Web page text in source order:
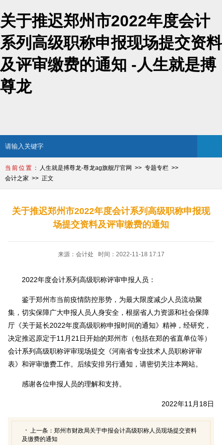
关于推迟郑州市2022年度会计
系列高级职称申报现场提交资料
及评审缴费的通知 -人生就是搏
尊龙
人生就是搏尊龙-尊龙ag旗舰厅官网
专题专栏
会计之家
正文
关于推迟郑州市2022年度会计系列高级职称申报现
场提交资料及评审缴费的通知
来源：会计处 时间：2022-11-18 17:17
2022年度会计系列高级职称评审申报人员：
鉴于郑州市当前疫情防控形势，为最大限度减少人员流动聚
集，切实保障广大申报人员人身安全，根据省人力资源和社会保障
厅《关于延长2022年度高级职称申报时间的通知》精神，经研究，
决定推迟原定于11月21日开始的郑州市（包括在郑的省直单位等）
会计系列高级职称评审现场提交《河南省专业技术人员职称评审
表》和评审缴费工作。后续安排另行通知，请密切关注本网站。
感谢各位申报人员的理解和支持。
2022年11月18日
上一条： 郑州市财政局关于申报会计高级职称人员现场提交资料
及缴费的通知